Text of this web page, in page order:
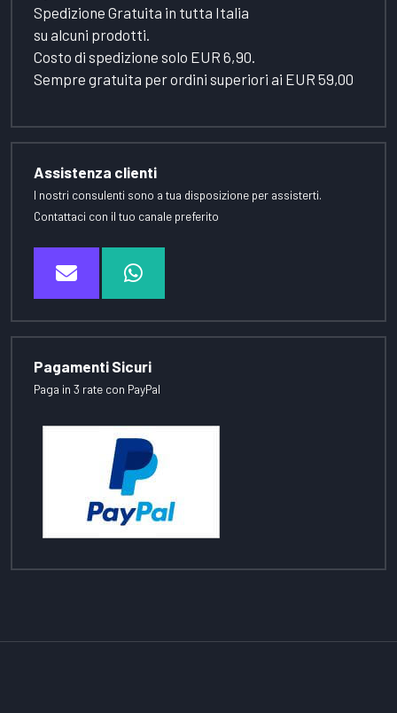
Spedizione Gratuita in tutta Italia
su alcuni prodotti.
Costo di spedizione solo EUR 6,90.
Sempre gratuita per ordini superiori ai EUR 59,00
Assistenza clienti
I nostri consulenti sono a tua disposizione per assisterti.
Contattaci con il tuo canale preferito
Pagamenti Sicuri
Paga in 3 rate con PayPal